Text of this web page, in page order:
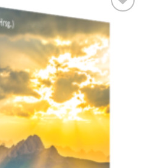
Add to
wishlist